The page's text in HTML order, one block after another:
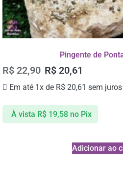
Pingente de
R$22,90 R$ 20,61
Em até 1x de R$ 20,61 sem juros
À vista R$19,58 no Pix
Adicionar ao